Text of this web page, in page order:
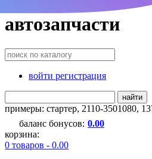
автозапчасти
войти регистрация
найти
примеры: стартер, 2110-3501080,
баланс бонусов: 0.00
корзина:
0 товаров - 0.00